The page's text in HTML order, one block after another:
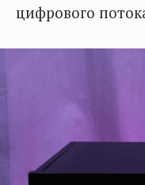
цифрового